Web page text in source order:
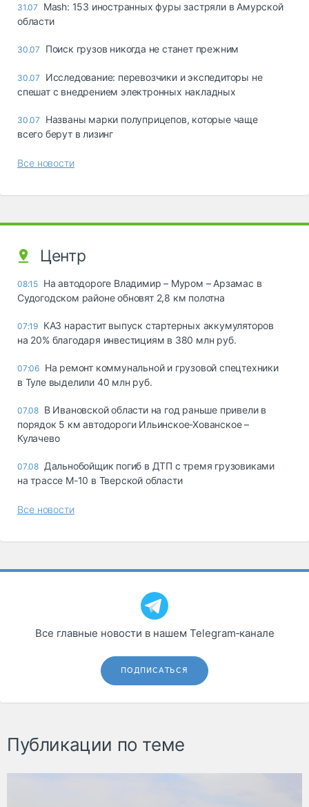
31.07
Mash: 153 иностранных фуры застряли в Амурской
области
30.07 Поиск грузов никогда не станет прежним
30.07
Исследование: перевозчики и экспедиторы не
спешат с внедрением электронных накладных
30.07
Названы марки полуприцепов, которые чаще
всего берут в лизинг
Все новости
Центр
08:15 На автодороге Владимир – Муром – Арзамас в
Судогодском районе обновят 2,8 км полотна
07:19 КАЗ нарастит выпуск стартерных аккумуляторов
на 20% благодаря инвестициям в 380 млн руб.
07:06 На ремонт коммунальной и грузовой спецтехники
в Туле выделили 40 млн руб.
07.08 В Ивановской области на год раньше привели в
порядок 5 км автодороги Ильинское-Хованское –
Кулачево
07.08 Дальнобойщик погиб в ДТП с тремя грузовиками
на трассе М-10 в Тверской области
Все новости
Все главные новости в нашем Telegram‑канале
ПОДПИСАТЬСЯ
Публикации по теме